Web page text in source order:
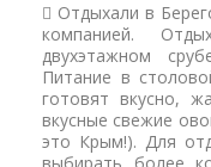
Отдыхали в
компанией.
двухэтажном
Питание в
готовят вкусно,
вкусные свежие
это Крым!). Для